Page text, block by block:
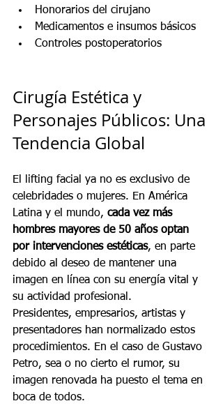
Honorarios del cirujano
Medicamentos e insumos básicos
Controles postoperatorios
Cirugía Estética y
Personajes Públicos: Una
Tendencia Global
El lifting facial ya no es exclusivo de
celebridades o mujeres. En América
Latina y el mundo, cada vez más
hombres mayores de 50 años optan
por intervenciones estéticas, en parte
debido al deseo de mantener una
imagen en línea con su energía vital y
su actividad profesional.
Presidentes, empresarios, artistas y
presentadores han normalizado estos
procedimientos. En el caso de Gustavo
Petro, sea o no cierto el rumor, su
imagen renovada ha puesto el tema en
boca de todos.